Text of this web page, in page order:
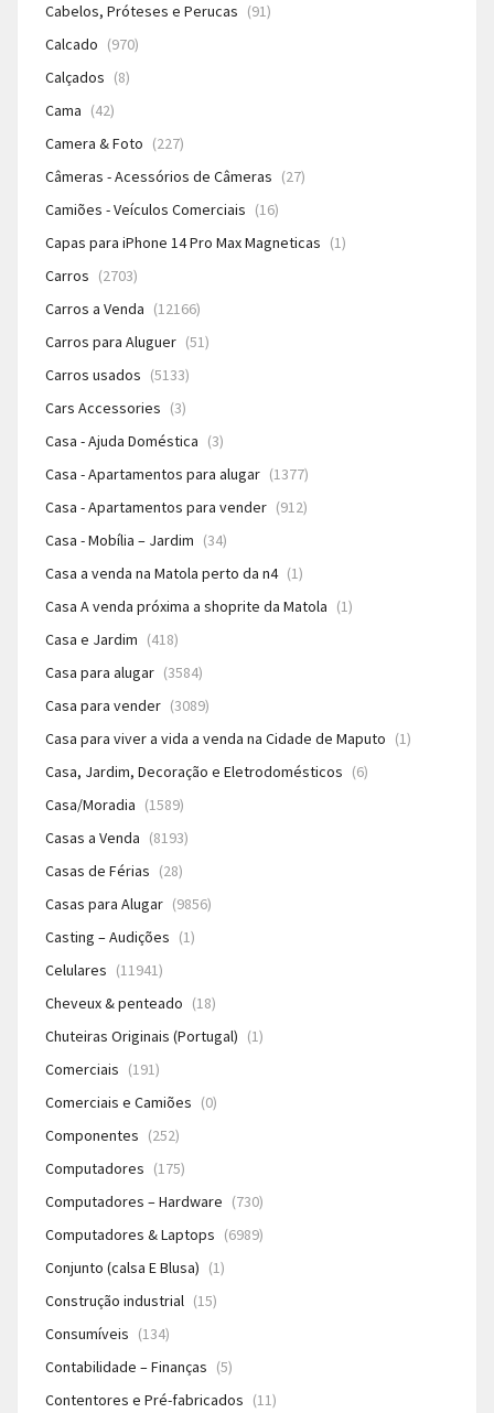
Cabelos, Próteses e Perucas (91)
Calcado (970)
Calçados (8)
Cama (42)
Camera & Foto (227)
Câmeras - Acessórios de Câmeras (27)
Camiões - Veículos Comerciais (16)
Capas para iPhone 14 Pro Max Magneticas (1)
Carros (2703)
Carros a Venda (12166)
Carros para Aluguer (51)
Carros usados (5133)
Cars Accessories (3)
Casa - Ajuda Doméstica (3)
Casa - Apartamentos para alugar (1377)
Casa - Apartamentos para vender (912)
Casa - Mobília – Jardim (34)
Casa a venda na Matola perto da n4 (1)
Casa A venda próxima a shoprite da Matola (1)
Casa e Jardim (418)
Casa para alugar (3584)
Casa para vender (3089)
Casa para viver a vida a venda na Cidade de Maputo (1)
Casa, Jardim, Decoração e Eletrodomésticos (6)
Casa/Moradia (1589)
Casas a Venda (8193)
Casas de Férias (28)
Casas para Alugar (9856)
Casting – Audições (1)
Celulares (11941)
Cheveux & penteado (18)
Chuteiras Originais (Portugal) (1)
Comerciais (191)
Comerciais e Camiões (0)
Componentes (252)
Computadores (175)
Computadores – Hardware (730)
Computadores & Laptops (6989)
Conjunto (calsa E Blusa) (1)
Construção industrial (15)
Consumíveis (134)
Contabilidade – Finanças (5)
Contentores e Pré-fabricados (11)